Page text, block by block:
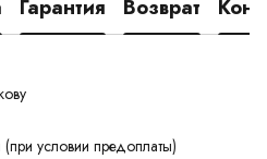
Гарантия Возврат
условии предоплаты)